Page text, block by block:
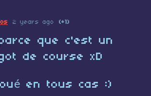
2 years ago (+1)
que c'est un
de course xD
en tous cas :)